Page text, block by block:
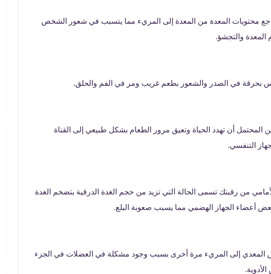
محتويات المعدة من المعدة إلى المريء مما يتسبب في شعور الشخص
والتجشؤ.
بحرقة في الصدر والشعور بطعم غريب ومر في الفم والحلق.
أن تهدد الحياة وتعيق مرور الطعام بشكل طبيعي إلى القناة
التنفسي.
من رقبتك تسمى الحالة التي تزيد من حجم الغدة الدرقية بتضخم الغدة
أعضاء الجهاز الهضمي مما يسبب صعوبة البلع.
المعدي إلى المريء مرة أخرى بسبب وجود مشكلة في العضلات في الجزء